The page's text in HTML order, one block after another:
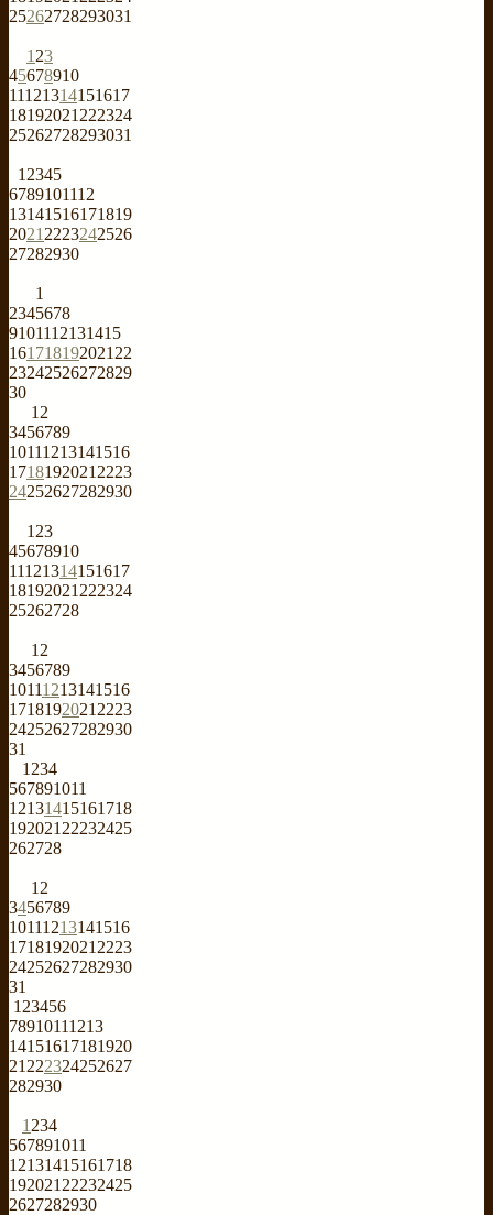
25262728293031
1 23
45678910
11121314151617
18192021 222324
25262728293031
1 2345
6789101112
13141516171819
2021 2223242526
27282930
1
2345678
9101112131415
161718192021 22
23242526272829
30
1 2
3456789
10111213141516
1718192021 2223
24252627282930
1 23
45678910
11121314151617
18192021 222324
25262728
1 2
3456789
10111213141516
1718192021 2223
24252627282930
31
1 234
567891011
12131415161718
192021 22232425
262728
1 2
3456789
10111213141516
1718192021 2223
24252627282930
31
1 23456
78910111213
14151617181920
21 222324252627
282930
1 234
567891011
12131415161718
192021 22232425
2627282930